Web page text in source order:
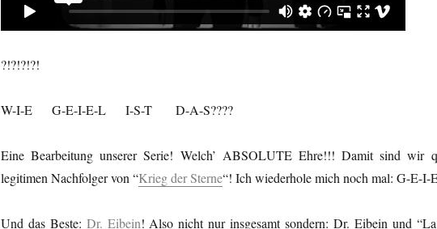
?!?!?!?!
W-I-E G-E-I-E-L I-S-T D-A-S????
Eine Bearbeitung unserer Serie! Welch’ ABSOLUTE Ehre!!! Damit sind wir
legitimen Nachfolger von “Krieg der Sterne“! Ich wiederhole mich noch mal: G-E-I-
Und das Beste: Dr. Eibein! Also nicht nur insgesamt sondern: Dr. Eibein und